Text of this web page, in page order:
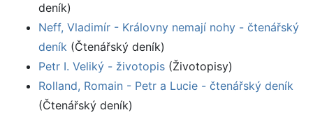
deník)
Neff, Vladimír - Královny nemají nohy - čtenářský
deník (Čtenářský deník)
Petr I. Veliký - životopis (Životopisy)
Rolland, Romain - Petr a Lucie - čtenářský deník
(Čtenářský deník)